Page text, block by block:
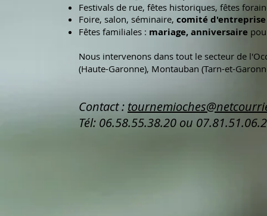
Festivals de rue, fêtes historiques, fêtes
Foire, salon, séminaire, comité d'entreprise
Fêtes familiales : mariage, anniversaire
Nous intervenons dans tout le secteur de
(Haute-Garonne), Montauban (Tarn-et-
Contact :
Tél: 06.58.55.38.20 ou